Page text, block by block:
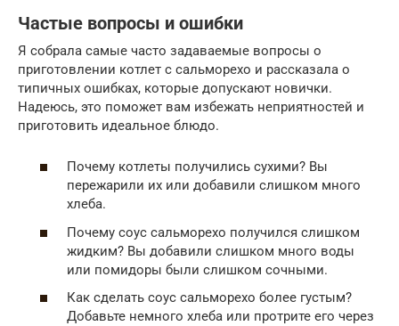
Частые вопросы и ошибки
Я собрала самые часто задаваемые вопросы о
приготовлении котлет с сальморехо и рассказала о
типичных ошибках, которые допускают новички.
Надеюсь, это поможет вам избежать неприятностей и
приготовить идеальное блюдо.
Почему котлеты получились сухими? Вы
пережарили их или добавили слишком много
хлеба.
Почему соус сальморехо получился слишком
жидким? Вы добавили слишком много воды
или помидоры были слишком сочными.
Как сделать соус сальморехо более густым?
Добавьте немного хлеба или протрите его через